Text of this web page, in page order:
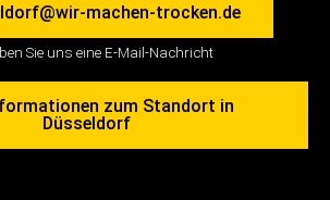
machen-trocken.de
Sie uns eine E-Mail-Nachricht
zum Standort in
Düsseldorf